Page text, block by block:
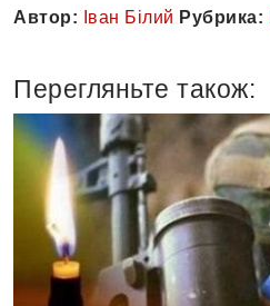
Автор: Іван Білий Рубрика:
Перегляньте також: